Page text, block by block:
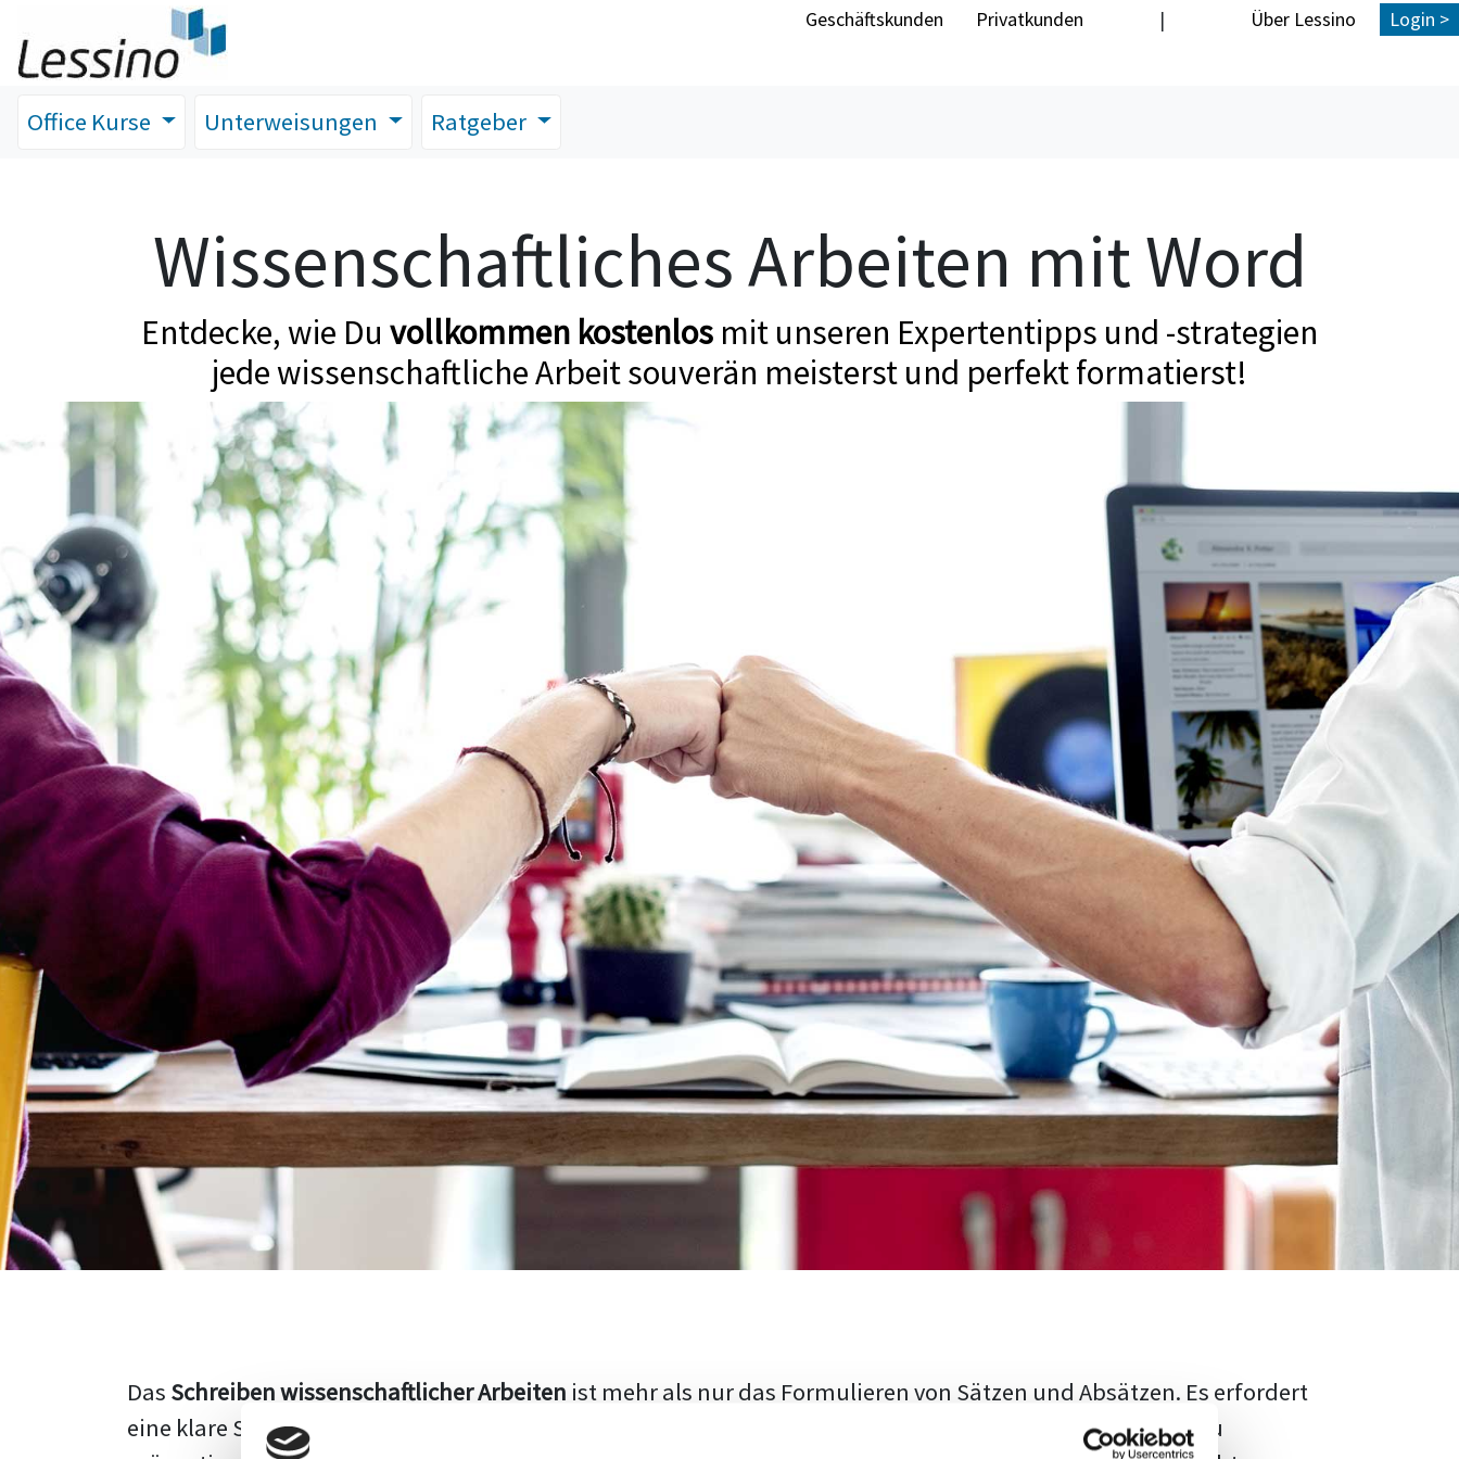
Geschäftskunden Privatkunden | Über Lessino Login >
Office Kurse Unterweisungen Ratgeber
Wissenschaftliches Arbeiten mit Word
Entdecke, wie Du vollkommen kostenlos mit unseren Expertentipps und -strategien
jede wissenschaftliche Arbeit souverän meisterst und perfekt formatierst!
Das Schreiben wissenschaftlicher Arbeiten ist mehr als nur das Formulieren von Sätzen und Absätzen. Es erfordert
eine klare Struktur, einen logischen Aufbau und die Fähigkeit, den aktuellen Forschungsstand adäquat zu